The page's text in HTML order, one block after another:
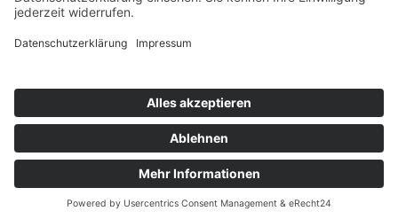
Mercedes EQA 250 – Der elektrische GLA im Test
Seat Tarraco – Weltpremiere des neuen Seat SUV in Tarragona
Cookie-Einstellungen
Copyright © 2026 by news to do GmbH